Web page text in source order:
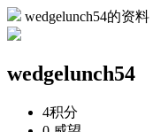
wedgelunch54的资料
wedgelunch54
4积分